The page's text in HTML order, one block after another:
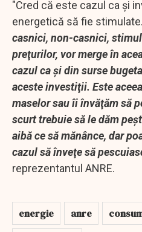
"Cred că este cazul ca şi
energetică să fie stimulate.
casnici, non-casnici,
preţurilor, vor merge în
cazul ca şi din surse
aceste investiţii. Este
maselor sau îi învăţăm să
scurt trebuie să le dăm
aibă ce să mănânce, dar
cazul să înveţe să
reprezentantul ANRE.
energie anre